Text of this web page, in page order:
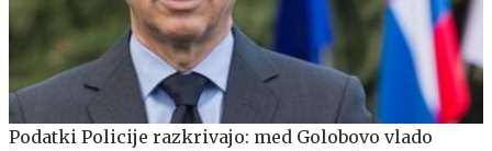
Podatki Policije razkrivajo: med Golobovo vlado